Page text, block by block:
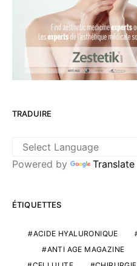
TRADUIRE
Powered by Translate
ÉTIQUETTES
ACIDE HYALURONIQUE
ANTI AGE MAGAZINE